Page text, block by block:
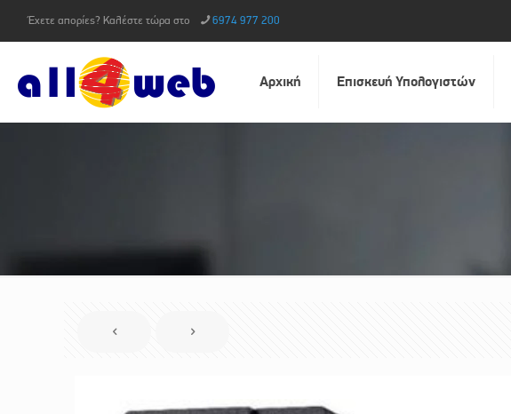
Έχετε απορίες? Καλέστε τώρα στο 6974 977 200
Αρχική Επισκευή Υπολογιστών